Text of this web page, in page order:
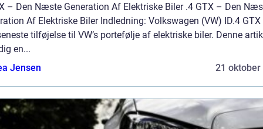
– Den Næste Generation Af Elektriske Biler .4 GTX – Den
Af Elektriske Biler Indledning: Volkswagen (VW) ID.4 GTX
tilføjelse til VW’s portefølje af elektriske biler. Denne
en...
Jensen
21 oktober